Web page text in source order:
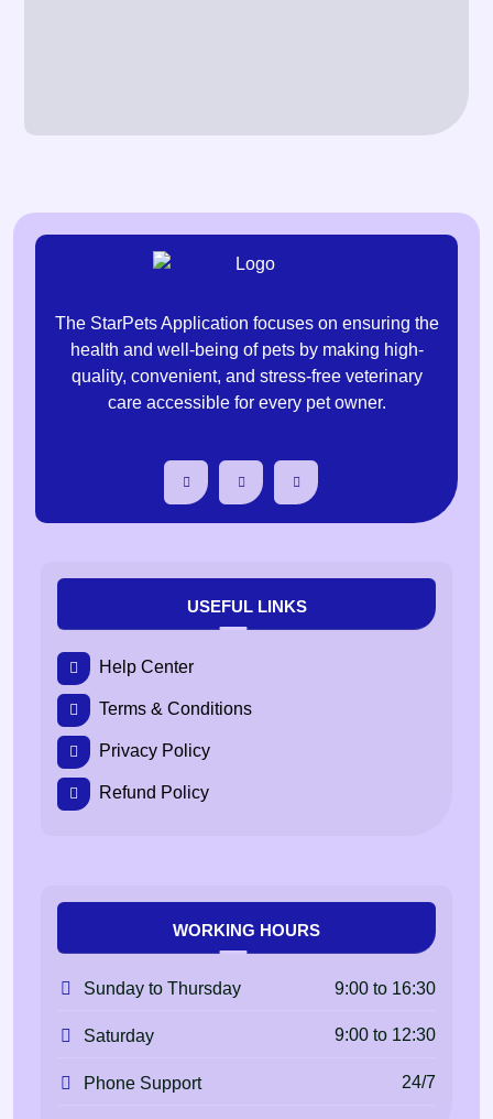
The StarPets Application focuses on ensuring the
health and well-being of pets by making high-
quality, convenient, and stress-free veterinary
care accessible for every pet owner.
USEFUL LINKS
Help Center
Terms & Conditions
Privacy Policy
Refund Policy
WORKING HOURS
Sunday to Thursday 9:00 to 16:30
Saturday 9:00 to 12:30
Phone Support 24/7